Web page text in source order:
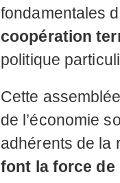
fondamentales
coopération
politique
Cette
de l’économie
adhérents de la
font la force de